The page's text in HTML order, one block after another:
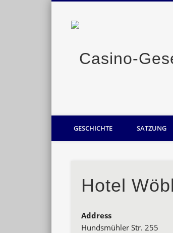
GESCHICHTE SATZUNG
Hotel
Address
Hundsmühler Str. 255